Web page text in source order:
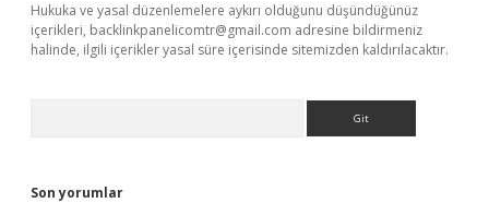
Hukuka ve yasal düzenlemelere aykırı olduğunu düşündüğünüz
içerikleri, backlinkpanelicomtr@gmail.com adresine bildirmeniz
halinde, ilgili içerikler yasal süre içerisinde sitemizden kaldırılacaktır.
Son yorumlar